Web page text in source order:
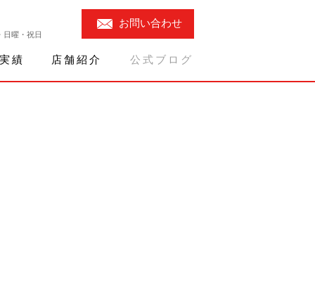
績 店舗紹介 公式ブログ
曜・祝日
お問い合わせ